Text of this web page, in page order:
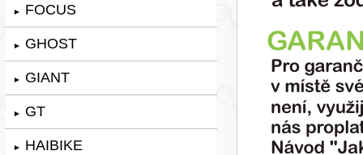
► FOCUS
► GHOST
► GIANT
► GT
► HAIBIKE